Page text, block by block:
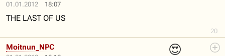
01.01.2012 18:07
20
THE LAST OF US
😍
Moitnun_NPC